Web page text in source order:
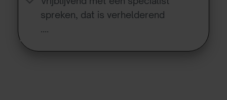
spreken, dat is verhelderend
….